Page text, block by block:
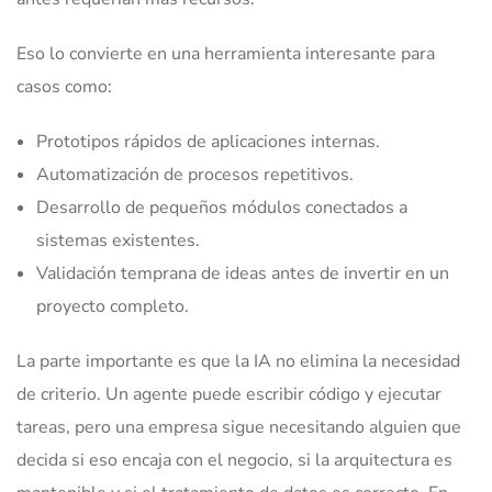
Eso lo convierte en una herramienta interesante para
casos como:
Prototipos rápidos de aplicaciones internas.
Automatización de procesos repetitivos.
Desarrollo de pequeños módulos conectados a
sistemas existentes.
Validación temprana de ideas antes de invertir en un
proyecto completo.
La parte importante es que la IA no elimina la necesidad
de criterio. Un agente puede escribir código y ejecutar
tareas, pero una empresa sigue necesitando alguien que
decida si eso encaja con el negocio, si la arquitectura es